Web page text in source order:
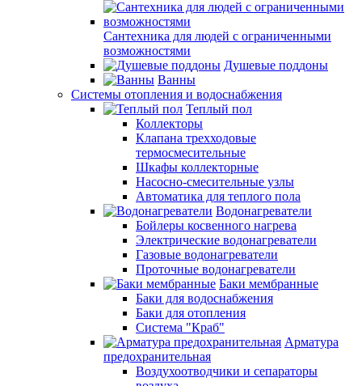
Сантехника для людей с ограниченными
возможностями
Душевые поддоны
Ванны
Системы отопления и водоснабжения
Теплый пол
Коллекторы
Клапана трехходовые
термосмесительные
Шкафы коллекторные
Насосно-смесительные узлы
Автоматика для теплого пола
Водонагреватели
Бойлеры косвенного нагрева
Электрические водонагреватели
Газовые водонагреватели
Проточные водонагреватели
Баки мембранные
Баки для водоснабжения
Баки для отопления
Система "Краб"
Арматура
предохранительная
Воздухоотводчики и сепараторы